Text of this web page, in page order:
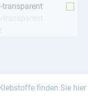
transparent
finden Sie hier